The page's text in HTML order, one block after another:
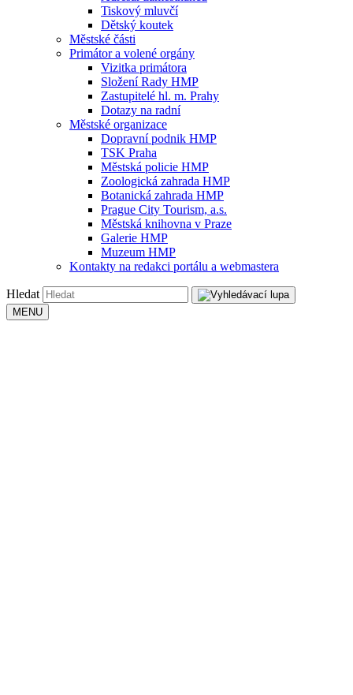
Tiskový mluvčí
Dětský koutek
Městské části
Primátor a volené orgány
Vizitka primátora
Složení Rady HMP
Zastupitelé hl. m. Prahy
Dotazy na radní
Městské organizace
Dopravní podnik HMP
TSK Praha
Městská policie HMP
Zoologická zahrada HMP
Botanická zahrada HMP
Prague City Tourism, a.s.
Městská knihovna v Praze
Galerie HMP
Muzeum HMP
Kontakty na redakci portálu a webmastera
Hledat
MENU